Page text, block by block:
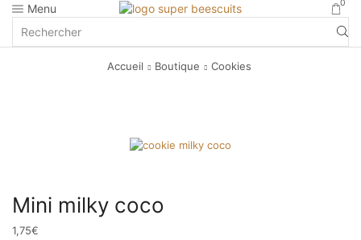
Menu 0
Accueil Boutique Cookies
Mini milky coco
1,75€